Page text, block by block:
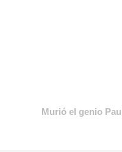
Murió el genio